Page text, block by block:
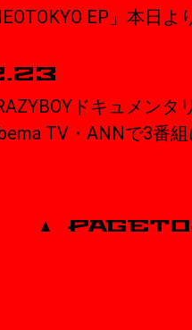
EP」本日
ドキュメン
TV・ANNで3番